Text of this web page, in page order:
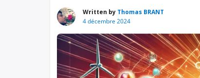
Written by Thomas BRANT
4 décembre 2024